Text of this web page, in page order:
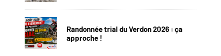
Randonnée trial du Verdon 2026 : ça
approche !